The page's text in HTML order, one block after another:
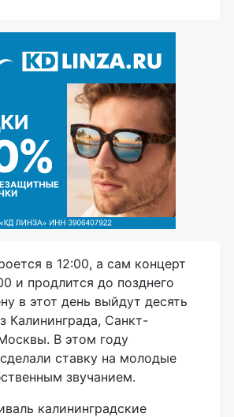
в 12:00, а сам концерт
и продлится до позднего
в этот день выйдут десять
Калининграда, Санкт-
В этом году
ставку на молодые
звучанием.
калининградские